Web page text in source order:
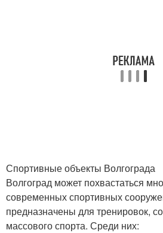
Спортивные объекты Волгограда
Волгоград может похвастаться
современных спортивных
предназначены для тренировок,
массового спорта. Среди них: